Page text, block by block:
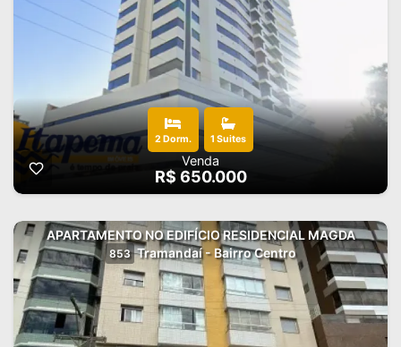
2 Dorm. 1 Suites
Venda
R$ 650.000
APARTAMENTO NO EDIFÍCIO RESIDENCIAL MAGDA
853 Tramandaí - Bairro Centro